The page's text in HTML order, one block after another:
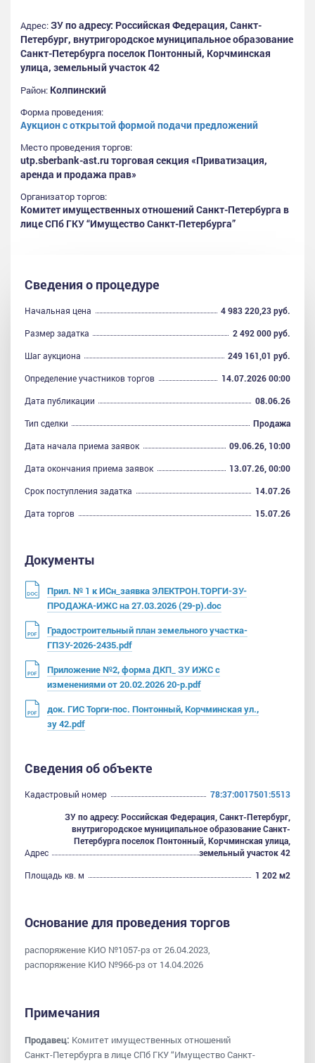
Адрес:ЗУ по адресу: Российская Федерация, Санкт-
Петербург, внутригородское муниципальное образование
Санкт-Петербурга поселок Понтонный, Корчминская
улица, земельный участок 42
Район: Колпинский
Форма проведения:
Аукцион с открытой формой подачи предложений
Место проведения торгов:
utp.sberbank-ast.ru торговая секция «Приватизация,
аренда и продажа прав»
Организатор торгов:
Комитет имущественных отношений Санкт-Петербурга в
лице СПб ГКУ “Имущество Санкт-Петербурга”
Сведения о процедуре
Начальная цена
4 983 220,23 руб.
Размер задатка
2 492 000 руб.
Шаг аукциона
249 161,01 руб.
Определение участников торгов
14.07.2026 00:00
Дата публикации
08.06.26
Тип сделки
Продажа
Дата начала приема заявок
09.06.26, 10:00
Дата окончания приема заявок
13.07.26, 00:00
Срок поступления задатка
14.07.26
Дата торгов
15.07.26
Документы
Прил. № 1 к ИСн_заявка ЭЛЕКТРОН.ТОРГИ-ЗУ-
ПРОДАЖА-ИЖС на 27.03.2026 (29-р).doc
Градостроительный план земельного участка-
ГПЗУ-2026-2435.pdf
Приложение №2, форма ДКП_ ЗУ ИЖС с
изменениями от 20.02.2026 20-р.pdf
док. ГИС Торги-пос. Понтонный, Корчминская ул.,
зу 42.pdf
Сведения об объекте
Кадастровый номер 78:37:0017501:5513
Адрес
ЗУ по адресу: Российская Федерация, Санкт-Петербург,
внутригородское муниципальное образование Санкт-
Петербурга поселок Понтонный, Корчминская улица,
земельный участок 42
Площадь кв. м
1 202 м2
Основание для проведения торгов
распоряжение КИО №1057-рз от 26.04.2023,
распоряжение КИО №966-рз от 14.04.2026
Примечания
Продавец: Комитет имущественных отношений
Санкт-Петербурга в лице СПб ГКУ “Имущество Санкт-